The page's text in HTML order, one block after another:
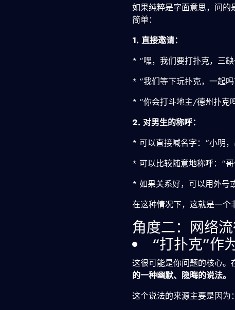
如果纯粹是字面意思，问
简单：
1. 直接邀请：
* “嘿，我们要打扑克，三
* “我们等下玩扑克，一起
* “你会打斗地主/德州扑克
2. 对男生的称呼：
* 可以直接喊名字：“小明
* 可以比较随意地称呼：“
* 如果关系好，可以用外号
在这种情况下，这就是一个
角度二：网络
“打扑克”作
这很可能是你问题的核心。
的一种幽默、隐晦的说法。
这个说法的来源主要是因为：